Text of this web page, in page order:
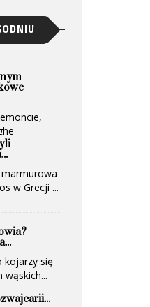
marmurowa
w Grecji ...
kojarzy się
wąskich...